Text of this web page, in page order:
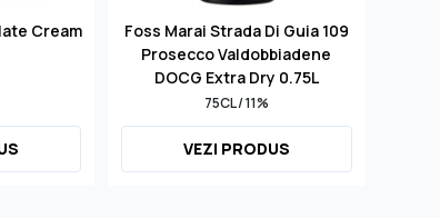
Cream
Foss Marai Strada Di Guia 109
Prosecco Valdobbiadene
DOCG Extra Dry 0.75L
75CL / 11%
VEZI PRODUS